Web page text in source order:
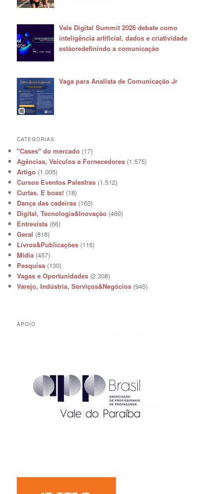
Vale Digital Summit 2026 debate como
inteligência artificial, dados e criatividade
estãoredefinindo a comunicação
Vaga para Analista de Comunicação Jr
CATEGORIAS
"Cases" do mercado (17)
Agências, Veículos e Fornecedores (1.575)
Artigo (1.005)
Cursos Eventos Palestras (1.512)
Curtas. E boas! (18)
Dança das cadeiras (163)
Digital, Tecnologia&Inovação (469)
Entrevista (66)
Geral (818)
Livros&Publicações (116)
Mídia (457)
Pesquisa (130)
Vagas e Oportunidades (2.308)
Varejo, Indústria, Serviços&Negócios (945)
APOIO